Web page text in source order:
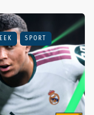
SPORT